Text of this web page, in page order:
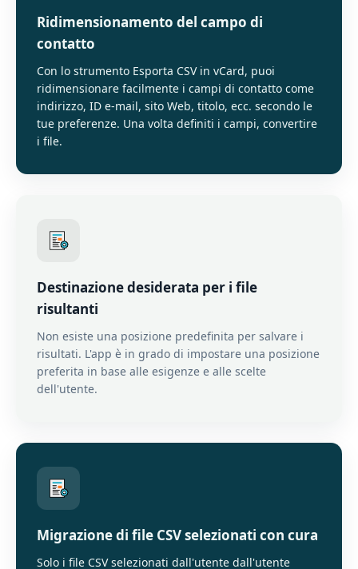
Ridimensionamento del campo di
contatto
Con lo strumento Esporta CSV in vCard, puoi
ridimensionare facilmente i campi di contatto come
indirizzo, ID e-mail, sito Web, titolo, ecc. secondo le
tue preferenze. Una volta definiti i campi, convertire
i file.
Destinazione desiderata per i file
risultanti
Non esiste una posizione predefinita per salvare i
risultati. L'app è in grado di impostare una posizione
preferita in base alle esigenze e alle scelte
dell'utente.
Migrazione di file CSV selezionati con cura
Solo i file CSV selezionati dall'utente dall'utente